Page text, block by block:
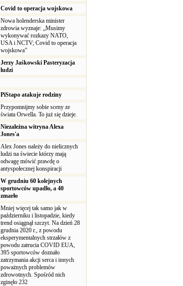
Covid to operacja wojskowa
Nowa holenderska minister
zdrowia wyznaje: „Musimy
wykonywać rozkazy NATO,
USA i NCTV; Covid to operacja
wojskowa”
Jerzy Jaśkowski Pasteryzacja
ludzi
PiStapo atakuje rodziny
Przypomnijmy sobie sceny ze
świata Orwella. To już się dzieje.
Niezależna witryna Alexa
Jones'a
Alex Jones należy do nielicznych
ludzi na świecie którzy mają
odwagę mówić prawdę o
antyspołecznej konspiracji
W grudniu 60 kolejnych
sportowców upadło, a 40
zmarło
Mniej więcej tak samo jak w
październiku i listopadzie, kiedy
trend osiągnął szczyt. Na dzień 28
grudnia 2020 r., z powodu
eksperymentalnych strzałów z
powodu zatrucia COVID EUA,
395 sportowców doznało
zatrzymania akcji serca i innych
poważnych problemów
zdrowotnych. Spośród nich
zginęło 232